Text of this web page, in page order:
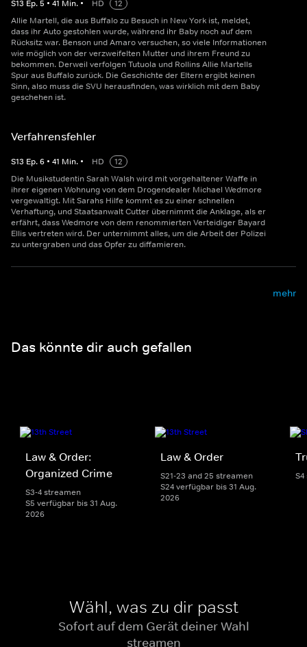
S13 Ep.5 • 41 Min. • HD
12
Allie Martell, die aus Buffalo zu Besuch in New York ist, meldet,
dass ihr Auto gestohlen wurde, während ihr Baby noch auf dem
Rücksitz war. Benson und Amaro versuchen, so viele Informationen
wie möglich von der verzweifelten Mutter und ihrem Freund zu
bekommen. Derweil verfolgen Tutuola und Rollins Allie Martells
Spur aus Buffalo zurück. Die Geschichte der Eltern ergibt keinen
Sinn, also muss die SVU herausfinden, was wirklich mit dem Baby
geschehen ist.
Verfahrensfehler
S13 Ep.6 • 41 Min. • HD
12
Die Musikstudentin Sarah Walsh wird mit vorgehaltener Waffe in
ihrer eigenen Wohnung von dem Drogendealer Michael Wedmore
vergewaltigt. Mit Sarahs Hilfe kommt es zu einer schnellen
Verhaftung, und Staatsanwalt Cutter übernimmt die Anklage, als er
erfährt, dass Wedmore von dem renommierten Verteidiger Bayard
Ellis vertreten wird. Der unternimmt alles, um die Arbeit der Polizei
zu untergraben und das Opfer zu diffamieren.
mehr
Das könnte dir auch gefallen
Law & Order:
Organized Crime
S3-4 streamen
S5 verfügbar bis 31 Aug.
2026
Law & Order
S21-23 and 25 streamen
S24 verfügbar bis 31 Aug.
2026
Wähl, was zu dir passt
Sofort auf dem Gerät deiner Wahl
streamen